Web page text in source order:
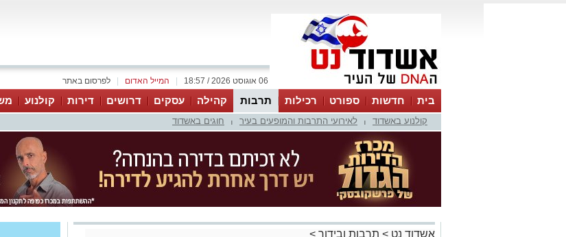
לפרסום באתר המייל האדום 06 אוגוסט 2026 / 18:57
בית חדשות ספורט רכילות תרבות קהילה עסקים דרושים דירות קולנוע
קולנוע באשדוד לאירועי התרבות והמופעים בעיר חוגים באשדוד
אשדוד נט > תרבות ובידור >